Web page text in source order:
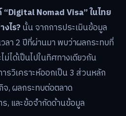
“Digital Nomad Visa” ในไทย
ไร?นั้น จากการประเมินข้อมูล
ลา 2 ปีที่ผ่านมา พบว่าผลกระทบที่
ได้เป็นไปในทิศทางเดียวกัน
รวิเคราะห์ออกเป็น 3 ส่วนหลัก
, ผลกระทบต่อตลาด
, และข้อจำกัดด้านข้อมูล